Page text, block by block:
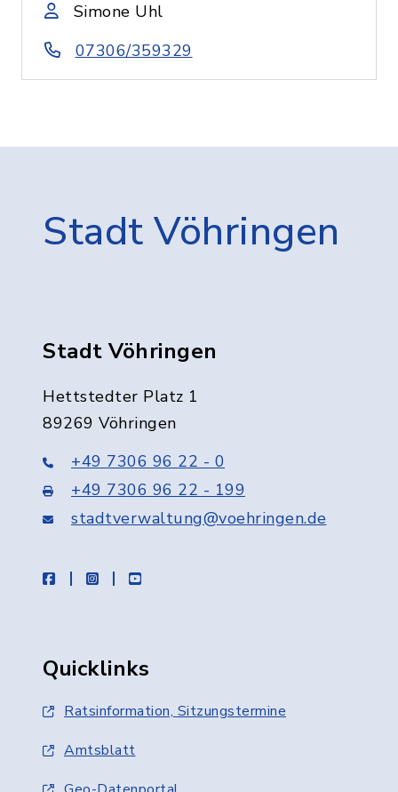
Simone Uhl
07306/359329
Stadt Vöhringen
Stadt Vöhringen
Hettstedter Platz 1
89269 Vöhringen
+49 7306 96 22 - 0
+49 7306 96 22 - 199
stadtverwaltung@voehringen.de
facebookinstagramyoutube
Quicklinks
Ratsinformation, Sitzungstermine
Amtsblatt